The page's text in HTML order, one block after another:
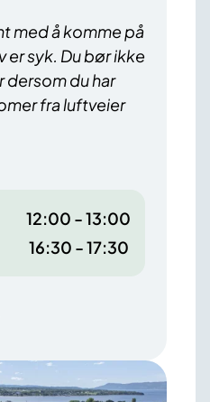
med å komme på
er syk. Du bør ikke
du har
fra luftveier
12:00 - 13:00
16:30 - 17:30